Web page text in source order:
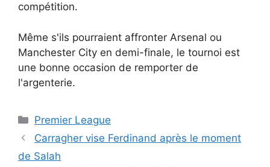
compétition.
Même s'ils pourraient affronter Arsenal ou
Manchester City en demi-finale, le tournoi est
une bonne occasion de remporter de
l'argenterie.
Catégories
Premier League
Carragher vise Ferdinand après le moment
de Salah